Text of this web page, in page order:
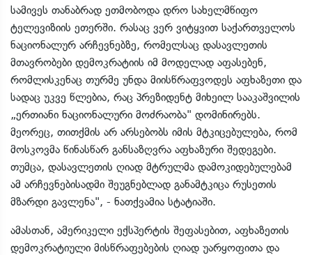
სამივეს თანაბრად ეთმობოდა დრო სახელმწიფო
ტელევიზიის ეთერში. რასაც ვერ ვიტყვით საქართველოს
ნაციონალურ არჩევნებზე, რომელსაც დასავლეთის
მთავრობები დემოკრატიის იმ მოდელად აფასებენ,
რომლისკენაც თურმე უნდა მიისწრაფვოდეს აფხაზეთი და
სადაც უკვე წლებია, რაც პრეზიდენტ მიხეილ სააკაშვილის
„ერთიანი ნაციონალური მოძრაობა" დომინირებს.
მეორეც, თითქმის არ არსებობს იმის მტკიცებულება, რომ
მოსკოვმა წინასწარ განსაზღვრა აფხაზური შედეგები.
თუმცა, დასავლეთის ღიად მტრულმა დამოკიდებულებამ
ამ არჩევნებისადმი შეუგნებლად განამტკიცა რუსეთის
მზარდი გავლენა", - ნათქვამია სტატიაში.
ამასთან, ამერიკელი ექსპერტის შეფასებით, აფხაზეთის
დემოკრატიული მისწრაფებების ღიად უარყოფითა და